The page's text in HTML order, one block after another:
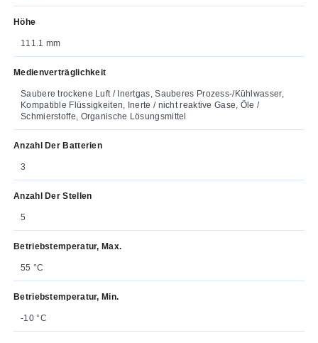
Höhe
111.1 mm
Medienverträglichkeit
Saubere trockene Luft / Inertgas, Sauberes Prozess-/Kühlwasser,
Kompatible Flüssigkeiten, Inerte / nicht reaktive Gase, Öle /
Schmierstoffe, Organische Lösungsmittel
Anzahl Der Batterien
3
Anzahl Der Stellen
5
Betriebstemperatur, Max.
55 °C
Betriebstemperatur, Min.
-10 °C